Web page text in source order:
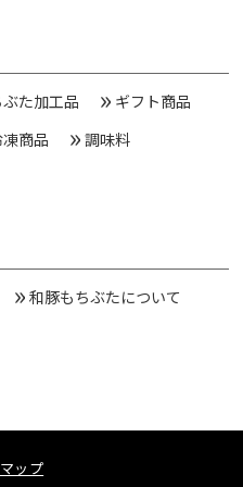
た加工品
ギフト商品
商品
調味料
和豚もちぶたについて
ップ